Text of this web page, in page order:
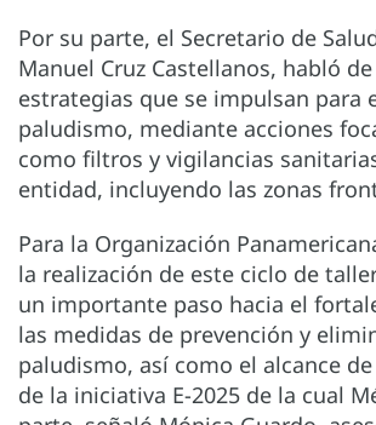
Por su parte, el Secretario de
Manuel Cruz Castellanos, habló
estrategias que se impulsan para
paludismo, mediante acciones
como filtros y vigilancias
entidad, incluyendo las zonas
Para la Organización
la realización de este ciclo de
un importante paso hacia el
las medidas de prevención y
paludismo, así como el alcance
de la iniciativa E-2025 de la cual